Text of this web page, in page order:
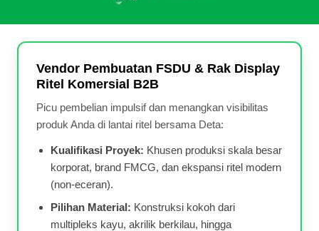
Vendor Pembuatan FSDU & Rak Display
Ritel Komersial B2B
Picu pembelian impulsif dan menangkan visibilitas
produk Anda di lantai ritel bersama Deta:
Kualifikasi Proyek: Khusen produksi skala besar
korporat, brand FMCG, dan ekspansi ritel modern
(non-eceran).
Pilihan Material: Konstruksi kokoh dari
multipleks kayu, akrilik berkilau, hingga